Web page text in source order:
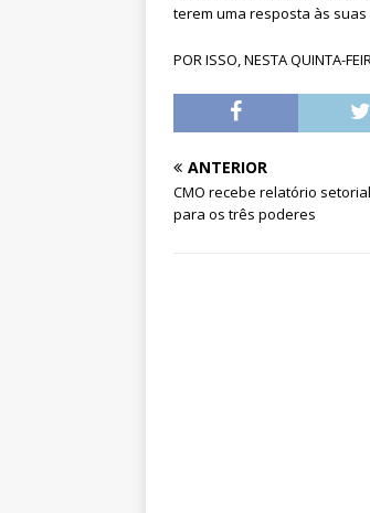
terem uma resposta às
POR ISSO, NESTA QUINTA-
ANTERIOR
CMO recebe relatório
para os três poderes